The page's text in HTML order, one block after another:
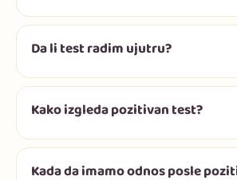
Da li test radim ujutru?
Kako izgleda pozitivan test?
Kada da imamo odnos posle